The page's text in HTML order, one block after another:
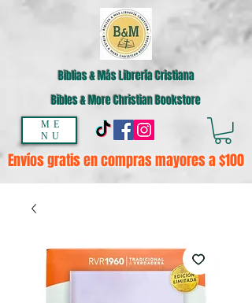
ME
NU
Biblias & Más Librería Cristiana
Bibles & More Christian Bookstore
Envíos gratis en compras mayores a $100